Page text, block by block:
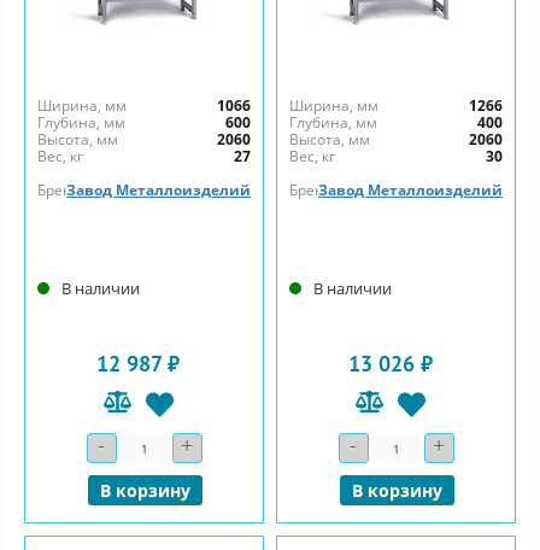
Ширина, мм
1066
Глубина, мм
600
Высота, мм
2060
Вес, кг
27
БрендЗавод Металлоизделий
В наличии
12 987 ₽
- Количество
+
В корзину
Ширина, мм
1266
Глубина, мм
400
Высота, мм
2060
Вес, кг
30
БрендЗавод Металлоизделий
В наличии
13 026 ₽
- Количество
+
В корзину